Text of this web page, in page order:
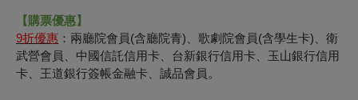
【購票優惠】
9折優惠 ：兩廳院會員(含廳院青)、歌劇院會員(含學生卡)、衛
武營會員、中國信託信用卡、台新銀行信用卡、玉山銀行信用
卡、王道銀行簽帳金融卡、誠品會員。